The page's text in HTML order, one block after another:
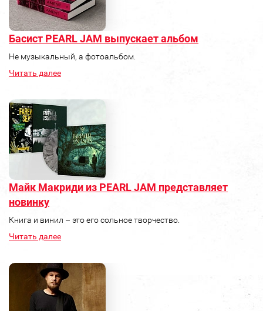
Басист PEARL JAM выпускает альбом
Не музыкальный, а фотоальбом.
Читать далее
Майк Макриди из PEARL JAM представляет
новинку
Книга и винил – это его сольное творчество.
Читать далее